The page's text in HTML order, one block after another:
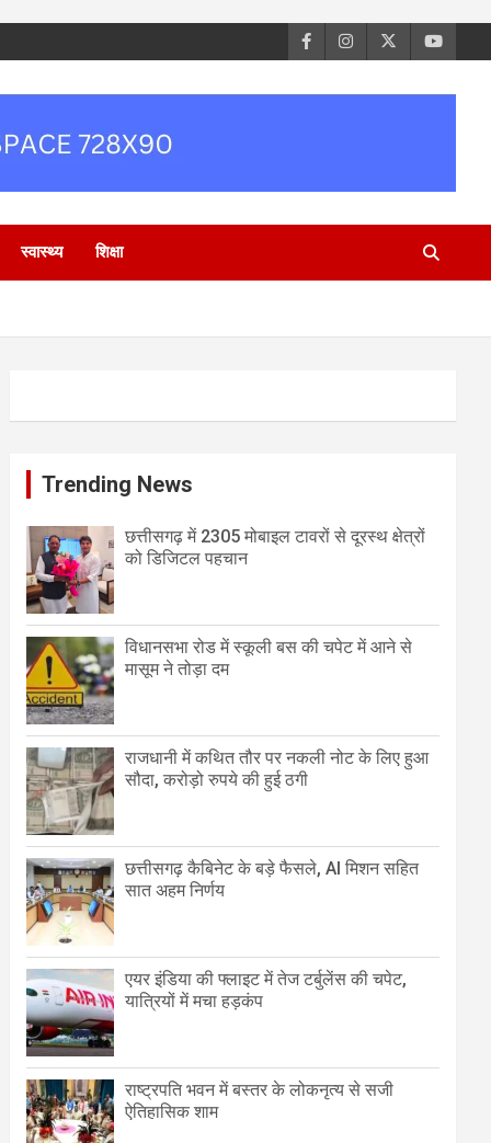
स्वास्थ्य शिक्षा
Trending News
छत्तीसगढ़ में 2305 मोबाइल टावरों से दूरस्थ क्षेत्रों
को डिजिटल पहचान
विधानसभा रोड में स्कूली बस की चपेट में आने से
मासूम ने तोड़ा दम
राजधानी में कथित तौर पर नकली नोट के लिए हुआ
सौदा, करोड़ो रुपये की हुई ठगी
छत्तीसगढ़ कैबिनेट के बड़े फैसले, AI मिशन सहित
सात अहम निर्णय
एयर इंडिया की फ्लाइट में तेज टर्बुलेंस की चपेट,
यात्रियों में मचा हड़कंप
राष्ट्रपति भवन में बस्तर के लोकनृत्य से सजी
ऐतिहासिक शाम